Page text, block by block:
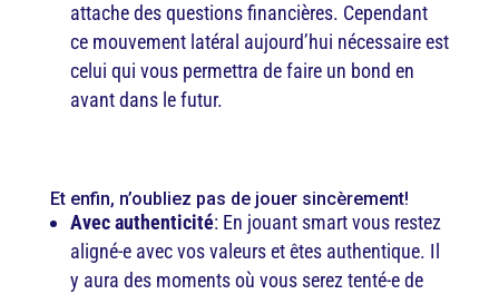
attache des questions financières. Cependant
ce mouvement latéral aujourd’hui nécessaire est
celui qui vous permettra de faire un bond en
avant dans le futur.
Et enfin, n’oubliez pas de jouer sincèrement!
Avec authenticité: En jouant smart vous restez
aligné-e avec vos valeurs et êtes authentique. Il
y aura des moments où vous serez tenté-e de